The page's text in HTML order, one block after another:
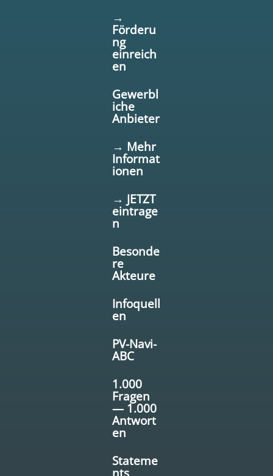
→
Förderu
ng
einreich
en
Gewerbl
iche
Anbieter
→ Mehr
Informat
ionen
→ JETZT
eintrage
n
Besonde
re
Akteure
Infoquell
en
PV-Navi-
ABC
1.000
Fragen
— 1.000
Antwort
en
Stateme